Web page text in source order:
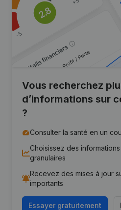
Vous recherchez
d’informations sur
?
Consulter la santé en un
Choisissez des
granulaires
Recevez des mises à jour
importants
Essayer gratuitement